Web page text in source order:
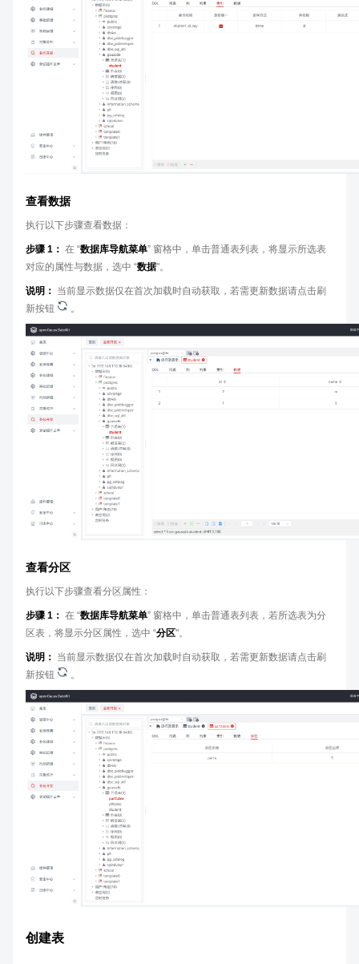
查看数据
执行以下步骤查看数据：
步骤 1： 在 “数据库导航菜单” 窗格中，单击普通表列表，将显示所选表
对应的属性与数据，选中 “数据"。
说明： 当前显示数据仅在首次加载时自动获取，若需更新数据请点击刷
新按钮
。
查看分区
执行以下步骤查看分区属性：
步骤 1： 在 “数据库导航菜单” 窗格中，单击普通表列表，若所选表为分
区表，将显示分区属性，选中 “分区"。
说明： 当前显示数据仅在首次加载时自动获取，若需更新数据请点击刷
新按钮
。
创建表